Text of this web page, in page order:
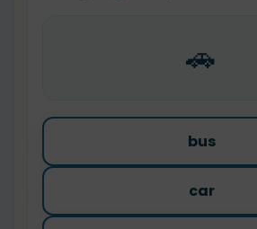
🚗
bus
car